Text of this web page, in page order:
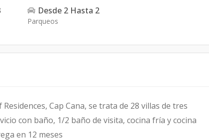
Desde 2 Hasta 2
Parqueos
Cap Cana, se trata de 28 villas de tres
con baño, 1/2 baño de visita, cocina fría y cocina
en 12 meses